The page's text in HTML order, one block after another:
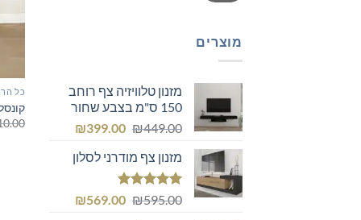
מוצרים
מזנון טלוויזיה צף רוחב
150 ס"מ בצבע שחור
₪449.00
המחיר
היה:
₪449.00.
₪399.00
המחיר
הוא:מזנון צף מודרני לסלון
דורג5.00
₪595.00
המחיר ₪569.00
המחיר
כל